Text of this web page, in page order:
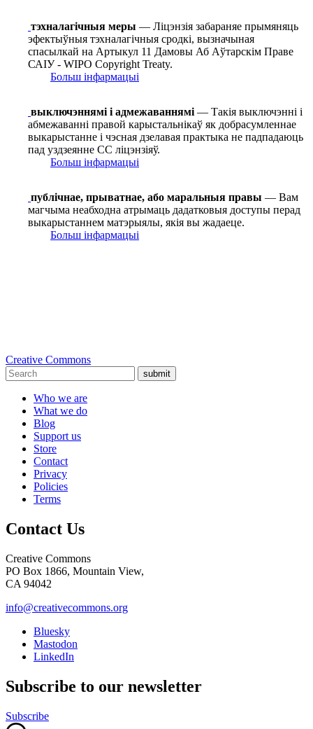
тэхналагічныя меры — Ліцэнзія забараняе прымяняць
эфектыўныя тэхналагічныя сродкі, вызначыная
спасылкай на Артыкул 11 Дамовы Аб Аўтарскім Праве
САІУ - WIPO Copyright Treaty.
Больш інфармацыі
выключэннямі і адмежаваннямі — Такія выключэнні і
абмежаванні правой карыстальнікаў як добрасумленнае
выкарыстанне і чэсная дзелавая практыка не падпадаюць
пад уздзеянне СС ліцэнзіяў.
Больш інфармацыі
публічнае, прыватнае, або маральныя правы — Вам
магчыма неабходна атрымаць дадатковыя доступы перад
выкарыстаннем матэрыялы, якія вы жадаеце.
Больш інфармацыі
Creative Commons
submit
Who we are
What we do
Blog
Support us
Store
Contact
Privacy
Policies
Terms
Contact Us
Creative Commons
PO Box 1866, Mountain View,
CA 94042
info@creativecommons.org
Bluesky
Mastodon
LinkedIn
Subscribe to our newsletter
Subscribe